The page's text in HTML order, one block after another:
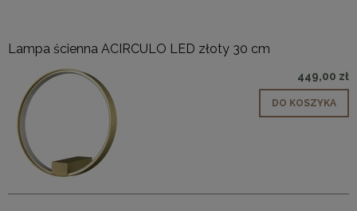
Lampa ścienna ACIRCULO LED złoty 30 cm
449,00 zł
DO KOSZYKA